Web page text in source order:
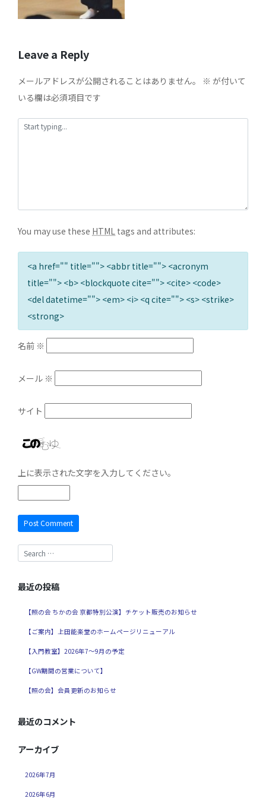
Leave a Reply
メールアドレスが公開されることはありません。 ※ が付いて
いる欄は必須項目です
You may use these HTML tags and attributes:
<a href="" title=""> <abbr title=""> <acronym
title=""> <b> <blockquote cite=""> <cite> <code>
<del datetime=""> <em> <i> <q cite=""> <s> <strike>
<strong>
名前 ※
メール ※
サイト
上に表示された文字を入力してください。
最近の投稿
【照の会 ちかの会 京都特別公演】チケット販売のお知らせ
【ご案内】上田能楽堂のホームページリニューアル
【入門教室】2026年7～9月の予定
【GW期間の営業について】
【照の会】会員更新のお知らせ
最近のコメント
アーカイブ
2026年7月
2026年6月